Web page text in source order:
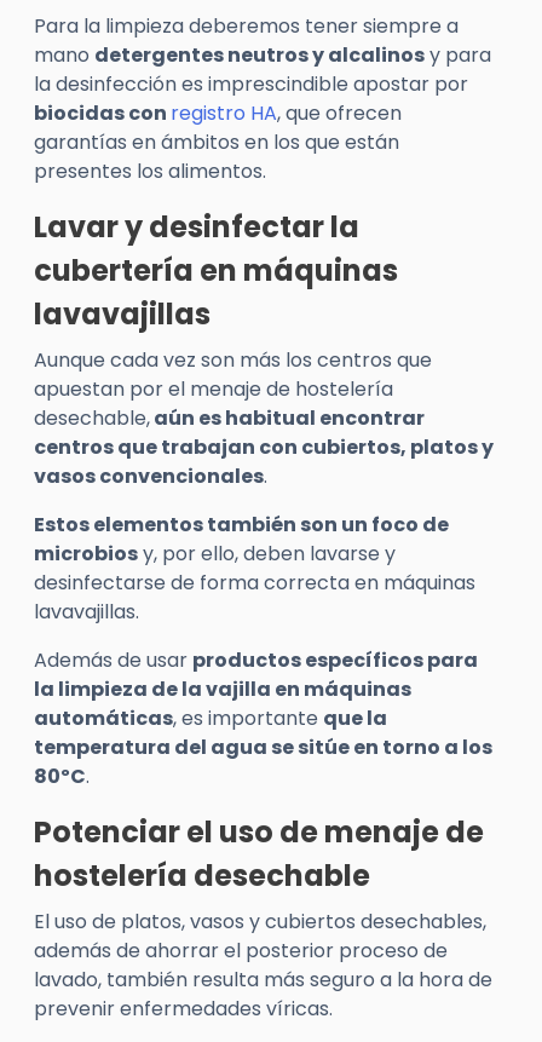
Para la limpieza deberemos tener siempre a
mano detergentes neutros y alcalinosy para
la desinfección es imprescindible apostar por
biocidas con registro HA, que ofrecen
garantías en ámbitos en los que están
presentes los alimentos.
Lavar y desinfectar la
cubertería en máquinas
lavavajillas
Aunque cada vez son más los centros que
apuestan por el menaje de hostelería
desechable,aún es habitual encontrar
centros que trabajan con cubiertos, platos y
vasos convencionales.
Estos elementos también son un foco de
microbiosy, por ello, deben lavarse y
desinfectarse de forma correcta en máquinas
lavavajillas.
Además de usar productos específicos para
la limpieza de la vajilla en máquinas
automáticas, es importante que la
temperatura del agua se sitúe en torno a los
80ºC.
Potenciar el uso de menaje de
hostelería desechable
El uso de platos, vasos y cubiertos desechables,
además de ahorrar el posterior proceso de
lavado, también resulta más seguro a la hora de
prevenir enfermedades víricas.